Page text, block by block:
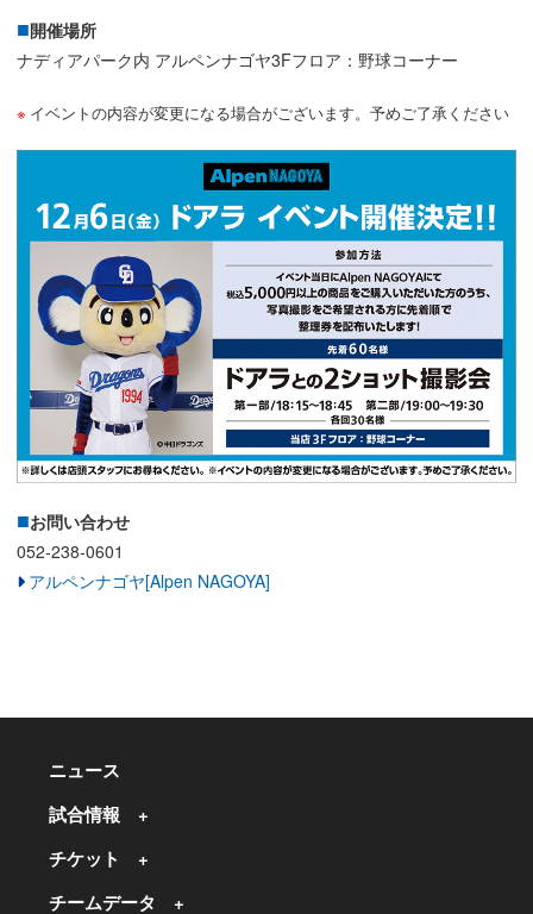
開催場所
ナディアパーク内 アルペンナゴヤ3Fフロア：野球コーナー
イベントの内容が変更になる場合がございます。予めご了承ください
お問い合わせ
052-238-0601
アルペンナゴヤ[Alpen NAGOYA]
ニュース
試合情報
チケット
チームデータ